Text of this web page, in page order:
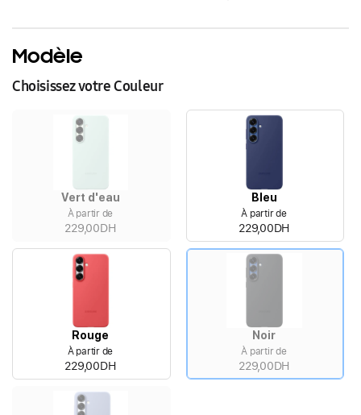
Modèle
Choisissez votre Couleur
Vert d'eau
À partir de
229,00DH
Bleu
À partir de
229,00DH
Rouge
À partir de
229,00DH
Noir
À partir de
229,00DH